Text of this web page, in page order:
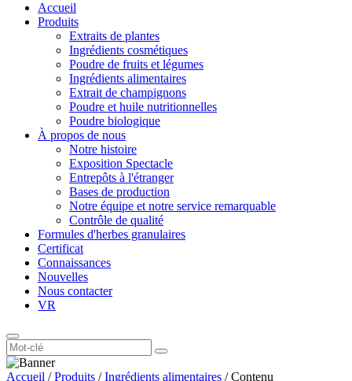
Accueil
Produits
Extraits de plantes
Ingrédients cosmétiques
Poudre de fruits et légumes
Ingrédients alimentaires
Extrait de champignons
Poudre et huile nutritionnelles
Poudre biologique
À propos de nous
Notre histoire
Exposition Spectacle
Entrepôts à l'étranger
Bases de production
Notre équipe et notre service remarquable
Contrôle de qualité
Formules d'herbes granulaires
Certificat
Connaissances
Nouvelles
Nous contacter
VR
Accueil /Produits /Ingrédients alimentaires /Contenu